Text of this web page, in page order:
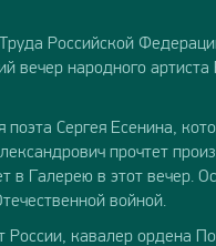
Российской
вечер народного
Сергея Есенина,
прочтет
в Галерею в этот вечер.
войной.
кавалер ордена